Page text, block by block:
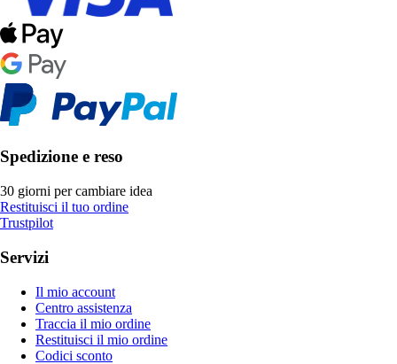
Spedizione e reso
30 giorni per cambiare idea
Restituisci il tuo ordine
Trustpilot
Servizi
Il mio account
Centro assistenza
Traccia il mio ordine
Restituisci il mio ordine
Codici sconto